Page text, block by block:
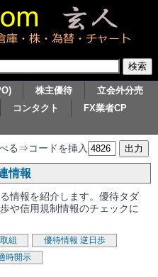
株主優待
立会外分売
コンタクト
FX業者CP
る⇒コードを挿入
情報
情報を紹介します。優待タダ
や信用規制情報のチェックに
組 優待情報 逆日歩
時開示